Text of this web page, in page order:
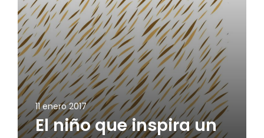
11 enero 2017
El niño que inspira un